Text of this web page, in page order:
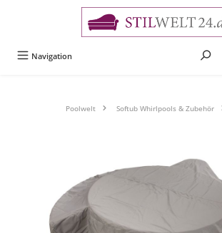
Navigation
Poolwelt Softub Whirlpools & Zubehör